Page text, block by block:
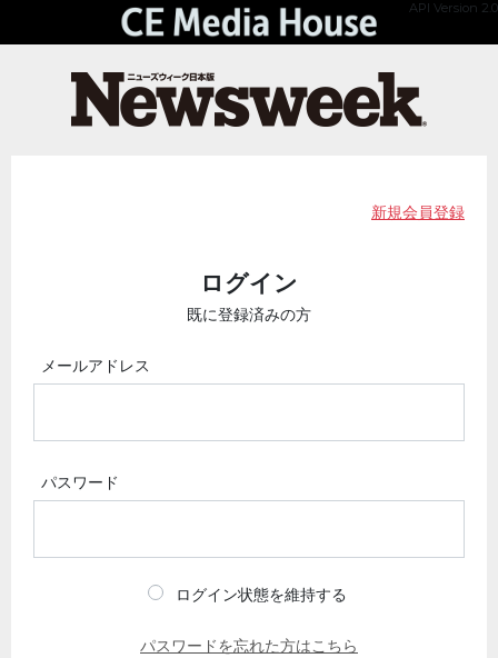
API Version 2.0
新規会員登録
ログイン
既に登録済みの方
メールアドレス
パスワード
ログイン状態を維持する
パスワードを忘れた方はこちら